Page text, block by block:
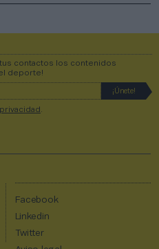
tus contactos los contenidos
deporte!
Facebook
Linkedin
Twitter